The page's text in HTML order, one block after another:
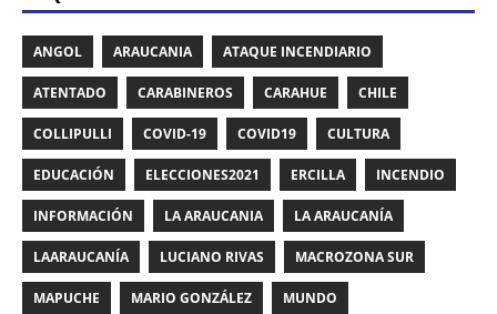
ANGOL ARAUCANIA ATAQUE INCENDIARIO
ATENTADO CARABINEROS CARAHUE CHILE
COLLIPULLI COVID-19 COVID19 CULTURA
EDUCACIÓN ELECCIONES2021 ERCILLA INCENDIO
INFORMACIÓN LA ARAUCANIA LA ARAUCANÍA
LAARAUCANÍA LUCIANO RIVAS MACROZONA SUR
MAPUCHE MARIO GONZÁLEZ MUNDO